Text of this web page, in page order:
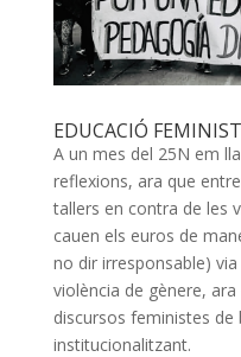
EDUCACIÓ
A un mes del 25N em
reflexions, ara que
tallers en contra de les
cauen els euros de
no dir irresponsable)
violència de gènere,
discursos feministes de
institucionalitzant.